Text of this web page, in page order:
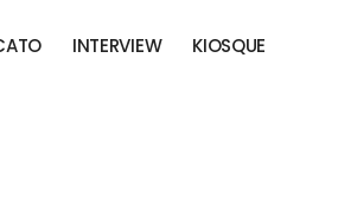
INTERVIEW
KIOSQUE